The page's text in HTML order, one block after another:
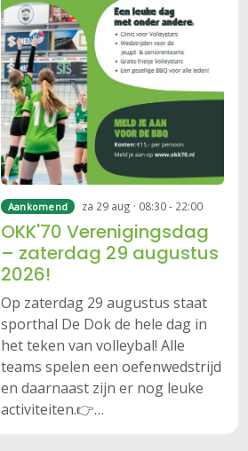
Aankomend za 29 aug · 08:30 - 22:00
OKK'70 Verenigingsdag
– zaterdag 29 augustus
2026!
Op zaterdag 29 augustus staat
sporthal De Dok de hele dag in
het teken van volleybal! Alle
teams spelen een oefenwedstrijd
en daarnaast zijn er nog leuke
activiteiten.👉…